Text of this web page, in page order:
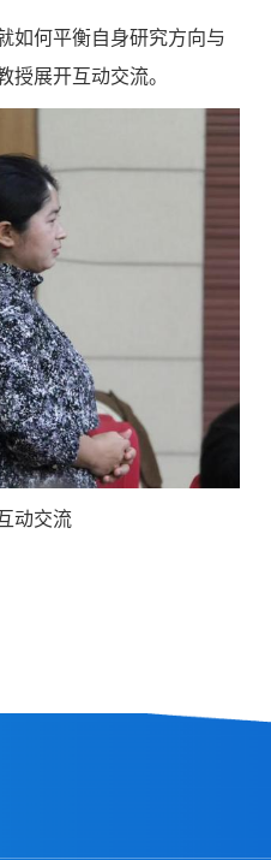
如何平衡自身研究方向与
授展开互动交流。
动交流